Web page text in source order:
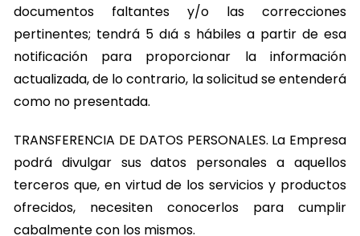
documentos faltantes y/o las correcciones
pertinentes; tendrá 5 dıá s hábiles a partir de esa
notificación para proporcionar la información
actualizada, de lo contrario, la solicitud se entenderá
como no presentada.
TRANSFERENCIA DE DATOS PERSONALES. La Empresa
podrá divulgar sus datos personales a aquellos
terceros que, en virtud de los servicios y productos
ofrecidos, necesiten conocerlos para cumplir
cabalmente con los mismos.